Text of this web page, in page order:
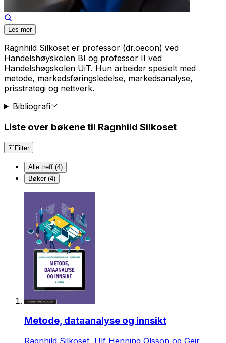
Les mer
Ragnhild Silkoset er professor (dr.oecon) ved
Handelshøyskolen BI og professor II ved
Handelshøgskolen UiT. Hun arbeider spesielt med
metode, markedsføringsledelse, markedsanalyse,
prisstrategi og nettverk.
Bibliografi
Liste over bøkene til Ragnhild Silkoset
Filter
Alle treff (4)
Bøker (4)
Metode, dataanalyse og innsikt